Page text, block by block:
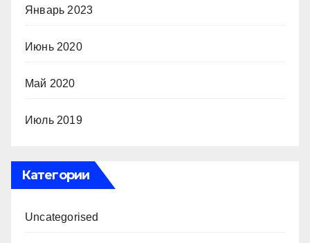
Январь 2023
Июнь 2020
Май 2020
Июль 2019
Категории
Uncategorised